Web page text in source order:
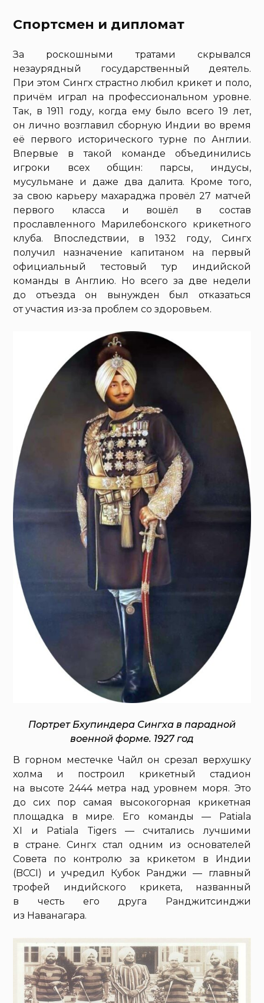
Спортсмен и дипломат
За роскошными тратами скрывался
незаурядный государственный деятель.
При этом Сингх страстно любил крикет и поло,
причём играл на профессиональном уровне.
Так, в 1911 году, когда ему было всего 19 лет,
он лично возглавил сборную Индии во время
её первого исторического турне по Англии.
Впервые в такой команде объединились
игроки всех общин: парсы, индусы,
мусульмане и даже два далита. Кроме того,
за свою карьеру махараджа провёл 27 матчей
первого класса и вошёл в состав
прославленного Марилебонского крикетного
клуба. Впоследствии, в 1932 году, Сингх
получил назначение капитаном на первый
официальный тестовый тур индийской
команды в Англию. Но всего за две недели
до отъезда он вынужден был отказаться
от участия из-за проблем со здоровьем.
Портрет Бхупиндера Сингха в парадной
военной форме. 1927 год
В горном местечке Чайл он срезал верхушку
холма и построил крикетный стадион
на высоте 2444 метра над уровнем моря. Это
до сих пор самая высокогорная крикетная
площадка в мире. Его команды — Patiala
XI и Patiala Tigers — считались лучшими
в стране. Сингх стал одним из основателей
Совета по контролю за крикетом в Индии
(BCCI) и учредил Кубок Ранджи — главный
трофей индийского крикета, названный
в честь его друга Ранджитсинджи
из Наванагара.